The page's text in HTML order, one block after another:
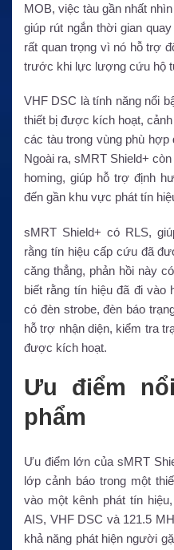
MOB, việc tàu gần nhất
giúp rút ngắn thời gian
rất quan trọng vì nó hỗ trợ
trước khi lực lượng cứu hộ
VHF DSC là tính năng nổi
thiết bị được kích hoạt,
các tàu trong vùng phù hợp
Ngoài ra, sMRT Shield+
homing, giúp hỗ trợ định
đến gần khu vực phát tín
sMRT Shield+ có RLS,
rằng tín hiệu cấp cứu đã
căng thẳng, phản hồi này
biết rằng tín hiệu đã đi vào
có đèn strobe, đèn báo
hỗ trợ nhận diện, kiểm tra
được kích hoạt.
Ưu điểm
phẩm
Ưu điểm lớn của sMRT
lớp cảnh báo trong một
vào một kênh phát tín
AIS, VHF DSC và 121.5
khả năng phát hiện người